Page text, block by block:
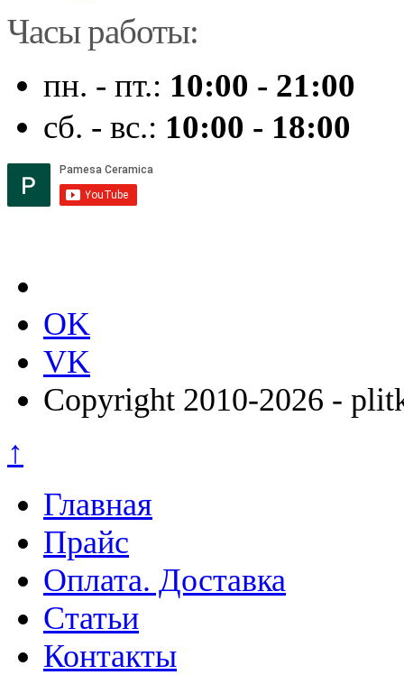
Часы работы:
пн. - пт.: 10:00 - 21:00
сб. - вс.: 10:00 - 18:00
OK
VK
Copyright 2010-2026 -
↑
Главная
Прайс
Оплата. Доставка
Статьи
Контакты